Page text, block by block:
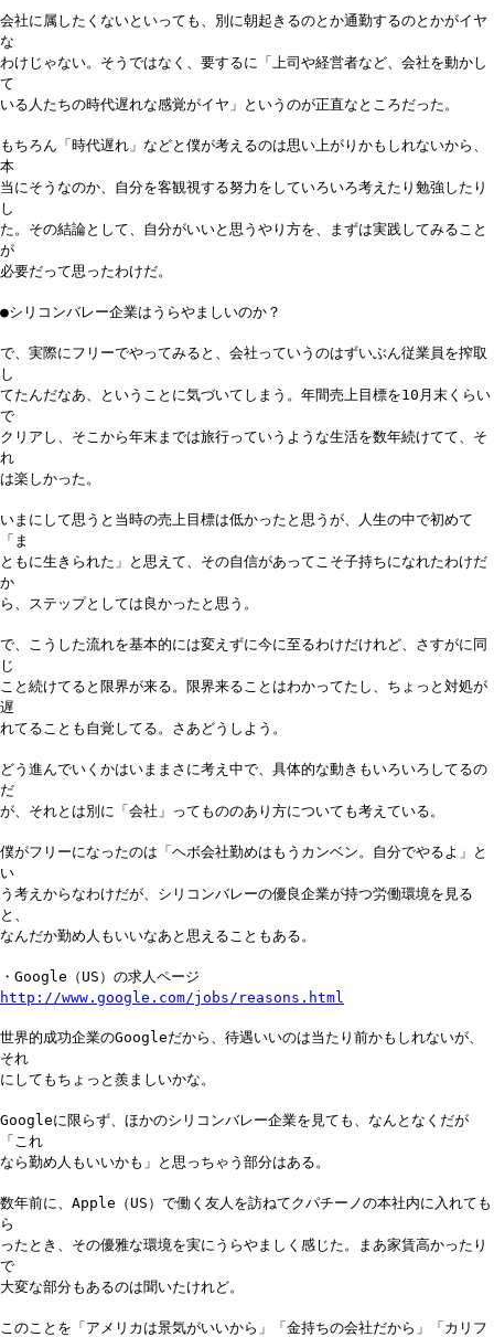
会社に属したくないといっても、別に朝起きるのとか通勤するのとかがイヤ
な
わけじゃない。そうではなく、要するに「上司や経営者など、会社を動かし
て
いる人たちの時代遅れな感覚がイヤ」というのが正直なところだった。
もちろん「時代遅れ」などと僕が考えるのは思い上がりかもしれないから、
本
当にそうなのか、自分を客観視する努力をしていろいろ考えたり勉強したり
し
た。その結論として、自分がいいと思うやり方を、まずは実践してみること
が
必要だって思ったわけだ。
●シリコンバレー企業はうらやましいのか？
で、実際にフリーでやってみると、会社っていうのはずいぶん従業員を搾取
し
てたんだなあ、ということに気づいてしまう。年間売上目標を10月末くらい
で
クリアし、そこから年末までは旅行っていうような生活を数年続けてて、そ
れ
は楽しかった。
いまにして思うと当時の売上目標は低かったと思うが、人生の中で初めて
「ま
ともに生きられた」と思えて、その自信があってこそ子持ちになれたわけだ
か
ら、ステップとしては良かったと思う。
で、こうした流れを基本的には変えずに今に至るわけだけれど、さすがに同
じ
こと続けてると限界が来る。限界来ることはわかってたし、ちょっと対処が
遅
れてることも自覚してる。さあどうしよう。
どう進んでいくかはいままさに考え中で、具体的な動きもいろいろしてるの
だ
が、それとは別に「会社」ってもののあり方についても考えている。
僕がフリーになったのは「ヘボ会社勤めはもうカンベン。自分でやるよ」と
い
う考えからなわけだが、シリコンバレーの優良企業が持つ労働環境を見る
と、
なんだか勤め人もいいなあと思えることもある。
・Google（US）の求人ページ
http://www.google.com/jobs/reasons.html
世界的成功企業のGoogleだから、待遇いいのは当たり前かもしれないが、
それ
にしてもちょっと羨ましいかな。
Googleに限らず、ほかのシリコンバレー企業を見ても、なんとなくだが
「これ
なら勤め人もいいかも」と思っちゃう部分はある。
数年前に、Apple（US）で働く友人を訪ねてクパチーノの本社内に入れても
ら
ったとき、その優雅な環境を実にうらやましく感じた。まあ家賃高かったり
で
大変な部分もあるのは聞いたけれど。
このことを「アメリカは景気がいいから」「金持ちの会社だから」「カリフ